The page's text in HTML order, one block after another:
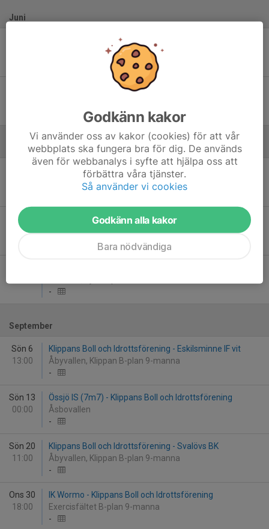
Juni
Åstorps FF blå - Klippans Boll och Idrottsförening
Bjärshögs IP Plan 3 9-manna
Klippans Boll och Idrottsförening - Ekets GoIF
Augusti
Klippans Boll och Idrottsförening - Ödåkra IF
Åbyvallen, Klippan B-plan 9-manna
Lör 22
11:00
Klippans Boll och Idrottsförening - FK Bosna
Åbyvallen, Klippan B-plan 9-manna
-
September
Sön 6
13:00
Klippans Boll och Idrottsförening - Eskilsminne IF vit
Åbyvallen, Klippan B-plan 9-manna
-
Sön 13
00:00
Össjö IS (7m7) - Klippans Boll och Idrottsförening
Åsbovallen
-
Sön 20
11:00
Klippans Boll och Idrottsförening - Svalövs BK
Åbyvallen, Klippan B-plan 9-manna
-
Ons 30
18:00
IK Wormo - Klippans Boll och Idrottsförening
Exercisfältet B-plan 9-manna
-
Godkänn kakor
Vi använder oss av kakor (cookies) för att vår
webbplats ska fungera bra för dig. De används
även för webbanalys i syfte att hjälpa oss att
förbättra våra tjänster.
Så använder vi cookies
Godkänn alla kakor
Bara nödvändiga